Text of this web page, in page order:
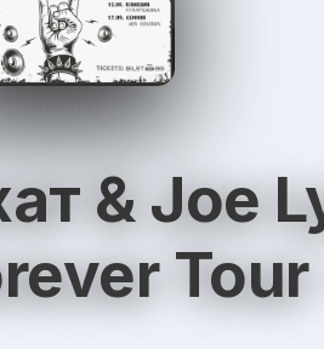
Търново
& Joe